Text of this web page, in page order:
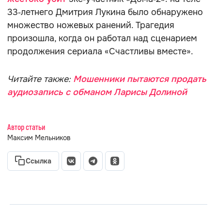
33‑летнего Дмитрия Лукина было обнаружено
множество ножевых ранений. Трагедия
произошла, когда он работал над сценарием
продолжения сериала «Счастливы вместе».
Читайте также: Мошенники пытаются продать
аудиозапись с обманом Ларисы Долиной
Автор статьи
Максим Мельников
Ссылка